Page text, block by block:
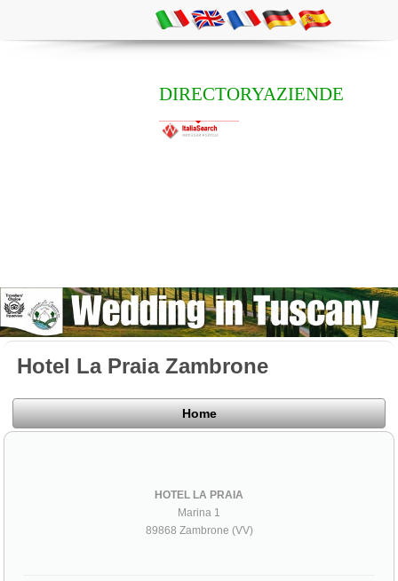
DIRECTORYAZIENDE
Hotel La Praia Zambrone
Home
HOTEL LA PRAIA
Marina 1
89868 Zambrone (VV)